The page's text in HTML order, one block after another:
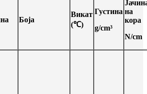
Боја
Викат
(℃)
Густина
g/cm³
на
кора
N/cm